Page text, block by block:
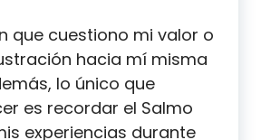
que cuestiono mi valor o
hacia mí misma
lo único que
es recordar el Salmo
experiencias durante